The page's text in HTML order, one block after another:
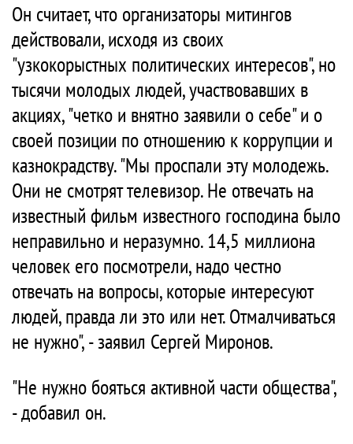
Он считает, что организаторы митингов
действовали, исходя из своих
"узкокорыстных политических интересов", но
тысячи молодых людей, участвовавших в
акциях, "четко и внятно заявили о себе" и о
своей позиции по отношению к коррупции и
казнокрадству. "Мы проспали эту молодежь.
Они не смотрят телевизор. Не отвечать на
известный фильм известного господина было
неправильно и неразумно. 14,5 миллиона
человек его посмотрели, надо честно
отвечать на вопросы, которые интересуют
людей, правда ли это или нет. Отмалчиваться
не нужно", - заявил Сергей Миронов.
"Не нужно бояться активной части общества",
- добавил он.